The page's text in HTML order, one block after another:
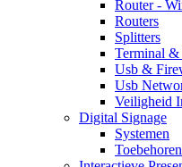
Router -
Routers
Splitters
Terminal &
Usb &
Usb
Veiligheid
Digital Signage
Systemen
Toebehoren